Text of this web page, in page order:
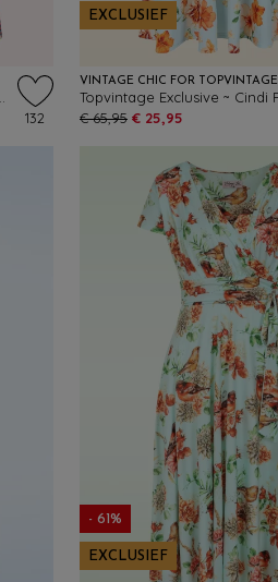
132
EXCLUSIEF
VINTAGE CHIC FOR TOPVINTAGE
€ 65,95 € 25,95
- 61%
EXCLUSIEF